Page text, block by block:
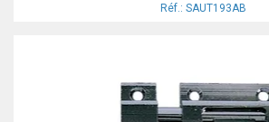
Réf.: SAUT193AB